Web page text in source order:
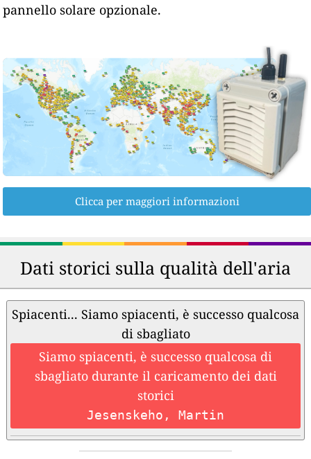
pannello solare opzionale.
Clicca per maggiori informazioni
Dati storici sulla qualità dell'aria
Spiacenti... Siamo spiacenti, è successo qualcosa
di sbagliato
Siamo spiacenti, è successo qualcosa di
sbagliato durante il caricamento dei dati
storici
Jesenskeho, Martin